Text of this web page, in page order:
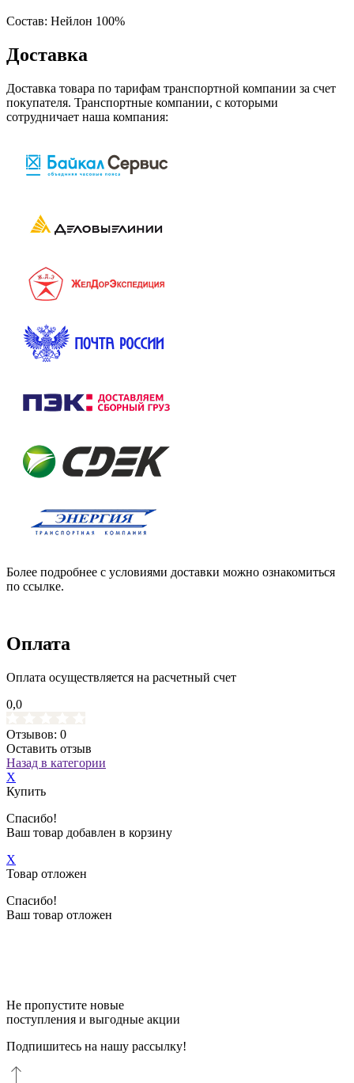
Состав: Нейлон 100%
Доставка
Доставка товара по тарифам транспортной компании за счет
покупателя. Транспортные компании, с которыми
сотрудничает наша компания:
Более подробнее с условиями доставки можно ознакомиться
по ссылке.
Оплата
Оплата осуществляется на расчетный счет
0,0
Отзывов: 0
Оставить отзыв
Назад в категории
X
Купить
Спасибо!
Ваш товар добавлен в корзину
X
Товар отложен
Спасибо!
Ваш товар отложен
Не пропустите новые
поступления и выгодные акции
Подпишитесь на нашу рассылку!